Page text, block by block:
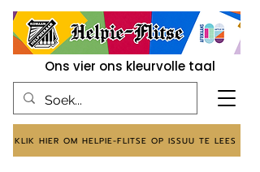
KLIK HIER OM HELPIE-FLITSE OP ISSUU TE LEES
Ons vier ons kleurvolle taal